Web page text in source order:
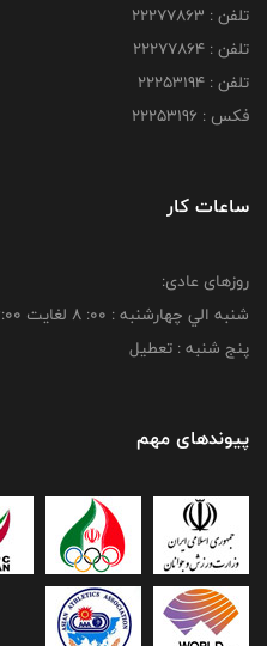
تلفن : 22277863
تلفن : 22277864
تلفن : 22253194
فکس : 22253196
ساعات کار
روزهای عادی:
شنبه الي چهارشنبه : 00: 8 لغايت 16:00
پنج شنبه : تعطیل
پیوندهای مهم